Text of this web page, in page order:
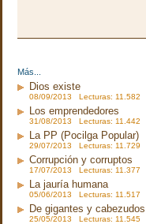
Más...
Dios existe
08/09/2013 Lecturas: 11.582
Los emprendedores
31/08/2013 Lecturas: 11.442
La PP (Pocilga Popular)
29/07/2013 Lecturas: 11.729
Corrupción y corruptos
17/07/2013 Lecturas: 11.377
La jauría humana
05/06/2013 Lecturas: 11.517
De gigantes y cabezudos
25/05/2013 Lecturas: 11.545